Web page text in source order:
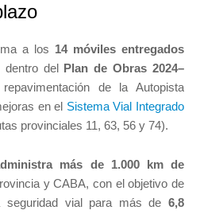
a los 14 móviles entregados
dentro del
Plan de Obras 2024–
de la Autopista
en el Sistema Vial Integrado
provinciales 11, 63, 56 y 74).
más de 1.000 km de
y CABA, con el objetivo de
vial para más de 6,8